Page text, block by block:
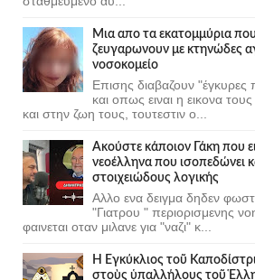
Μια απο τα εκατομμύρια
ζευγαρωνουν με κτηνώδες
νοσοκομείο
Επισης διαβαζουν
και οπως ειναι η εικονα τους
και στην ζωη τους, τουτεστιν ο...
Ακούστε κάποιον Γάκη που
νεοέλληνα που ισοπεδώνει
στοιχειώδους λογικής
Αλλο ενα δειγμα δηδεν
"Γιατρου " περιορισμενης
φαινεται οταν μιλανε για "ναζι" κ...
Ἡ Ἐγκύκλιος τοῦ
στοὺς ὑπαλλήλους τοῦ